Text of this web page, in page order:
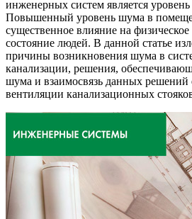
инженерных систем является
Повышенный уровень шума в
существенное влияние на
состояние людей. В данной статье
причины возникновения шума в
канализации, решения,
шума и взаимосвязь данных решений
вентиляции канализационных